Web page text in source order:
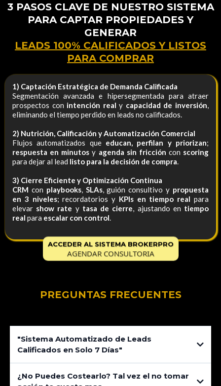
3 PASOS CLAVE DE NUESTRO SISTEMA
PARA CAPTAR PROPIEDADES Y
GENERAR
LEADS 100% CALIFICADOS Y LISTOS
PARA COMPRAR
1) Captación Estratégica de Demanda Calificada
Segmentación avanzada e hipersegmentada para atraer
prospectos con intención real y capacidad de inversión
eliminando el tiempo perdido en leads no calificados.
2) Nutrición, Calificación y Automatización Comercial
Flujos automatizados que educan, perfilan y priorizan;
respuesta en minutos y agenda sin fricción con scoring
para dejar al lead listo para la decisión de compra
3) Cierre Eficiente y Optimización Continua
CRM con playbooks, SLAs, guión consultivo y propuesta
en 3 niveles; recordatorios y KPIs en tiempo real para
elevar show rate y tasa de cierre , ajustando en tiempo
real para escalar con control
ACCEDER AL SISTEMA BROKERPRO
AGENDAR CONSULTORIA
PREGUNTAS FRECUENTES
"Sistema Automatizado de Leads
Calificados en Solo 7 Días"
¿No Puedes Costearlo? Tal vez el no tomar